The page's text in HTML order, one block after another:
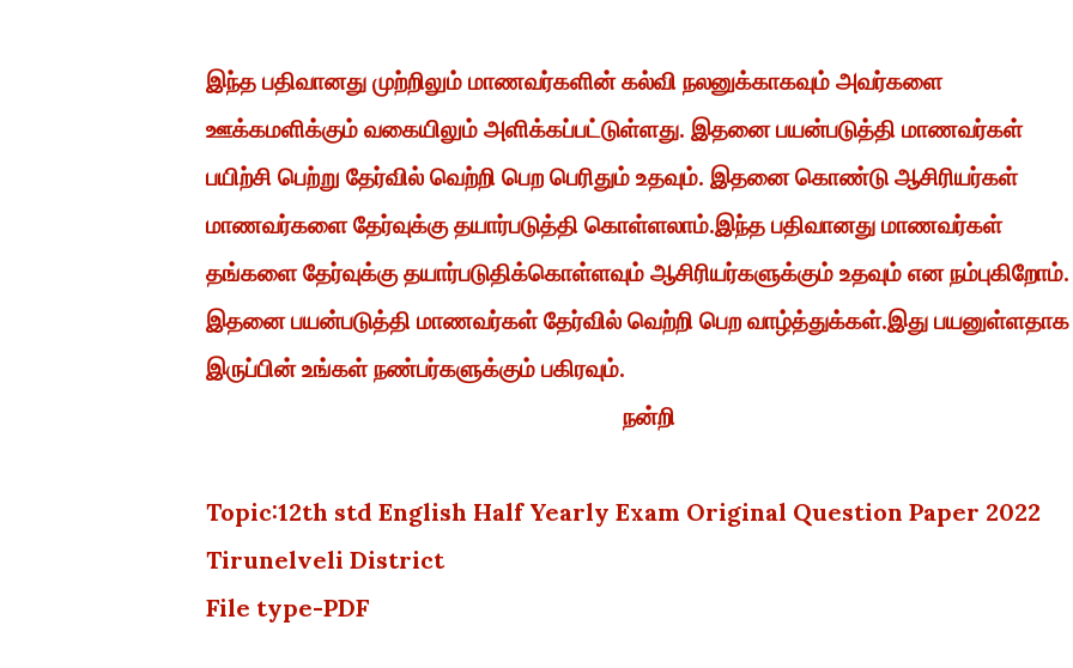
இந்த பதிவானது முற்றிலும் மாணவர்களின் கல்வி நலனுக்காகவும் அவர்களை
ஊக்கமளிக்கும் வகையிலும் அளிக்கப்பட்டுள்ளது. இதனை பயன்படுத்தி மாணவர்கள்
பயிற்சி பெற்று தேர்வில் வெற்றி பெற பெரிதும் உதவும். இதனை கொண்டு ஆசிரியர்கள்
மாணவர்களை தேர்வுக்கு தயார்படுத்தி கொள்ளலாம்.இந்த பதிவானது மாணவர்கள்
தங்களை தேர்வுக்கு தயார்படுதிக்கொள்ளவும் ஆசிரியர்களுக்கும் உதவும் என நம்புகிறோம்.
இதனை பயன்படுத்தி மாணவர்கள் தேர்வில் வெற்றி பெற வாழ்த்துக்கள்.இது பயனுள்ளதாக
இருப்பின் உங்கள் நண்பர்களுக்கும் பகிரவும்.
நன்றி
Topic:12th std English Half Yearly Exam Original Question Paper 2022
Tirunelveli District
File type-PDF